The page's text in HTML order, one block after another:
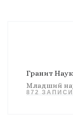
Гранит
Младший
872 ЗАПИСИ